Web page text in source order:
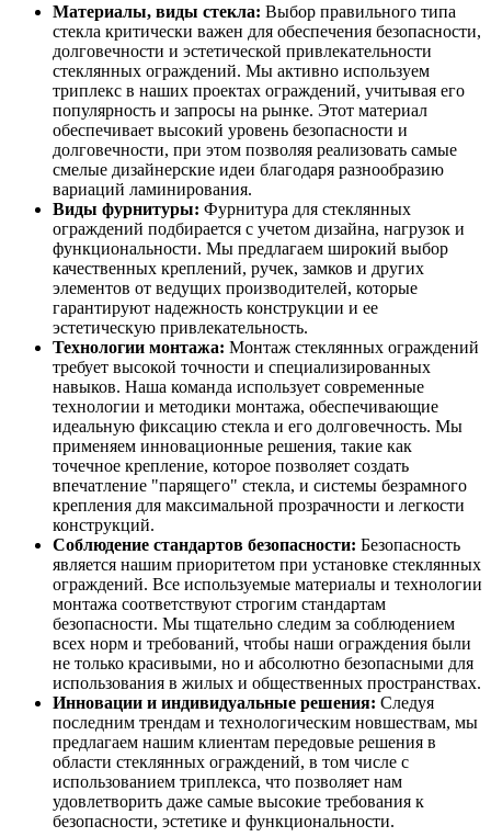
Материалы, виды стекла: Выбор правильного типа
стекла критически важен для обеспечения безопасности,
долговечности и эстетической привлекательности
стеклянных ограждений. Мы активно используем
триплекс в наших проектах ограждений, учитывая его
популярность и запросы на рынке. Этот материал
обеспечивает высокий уровень безопасности и
долговечности, при этом позволяя реализовать самые
смелые дизайнерские идеи благодаря разнообразию
вариаций ламинирования.
Виды фурнитуры: Фурнитура для стеклянных
ограждений подбирается с учетом дизайна, нагрузок и
функциональности. Мы предлагаем широкий выбор
качественных креплений, ручек, замков и других
элементов от ведущих производителей, которые
гарантируют надежность конструкции и ее
эстетическую привлекательность.
Технологии монтажа: Монтаж стеклянных ограждений
требует высокой точности и специализированных
навыков. Наша команда использует современные
технологии и методики монтажа, обеспечивающие
идеальную фиксацию стекла и его долговечность. Мы
применяем инновационные решения, такие как
точечное крепление, которое позволяет создать
впечатление "парящего" стекла, и системы безрамного
крепления для максимальной прозрачности и легкости
конструкций.
Соблюдение стандартов безопасности: Безопасность
является нашим приоритетом при установке стеклянных
ограждений. Все используемые материалы и технологии
монтажа соответствуют строгим стандартам
безопасности. Мы тщательно следим за соблюдением
всех норм и требований, чтобы наши ограждения были
не только красивыми, но и абсолютно безопасными для
использования в жилых и общественных пространствах.
Инновации и индивидуальные решения: Следуя
последним трендам и технологическим новшествам, мы
предлагаем нашим клиентам передовые решения в
области стеклянных ограждений, в том числе с
использованием триплекса, что позволяет нам
удовлетворить даже самые высокие требования к
безопасности, эстетике и функциональности.